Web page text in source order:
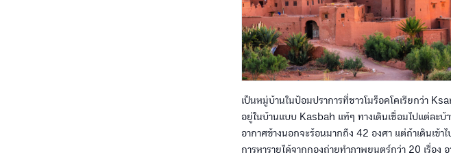
เป็นหมู่บ้านในป้อมปราการที่ชาวโมร็อคโคเรียกว่า
อยู่ในบ้านแบบ Kasbah แท้ๆ ทางเดินเชื่อมไปแต่ละบ้
อากาศข้างนอกจะร้อนมากถึง 42 องศา แต่ถ้าเดินเข้า
การหารายได้จากกองถ่ายทำภาพยนตร์กว่า 20 เรื่